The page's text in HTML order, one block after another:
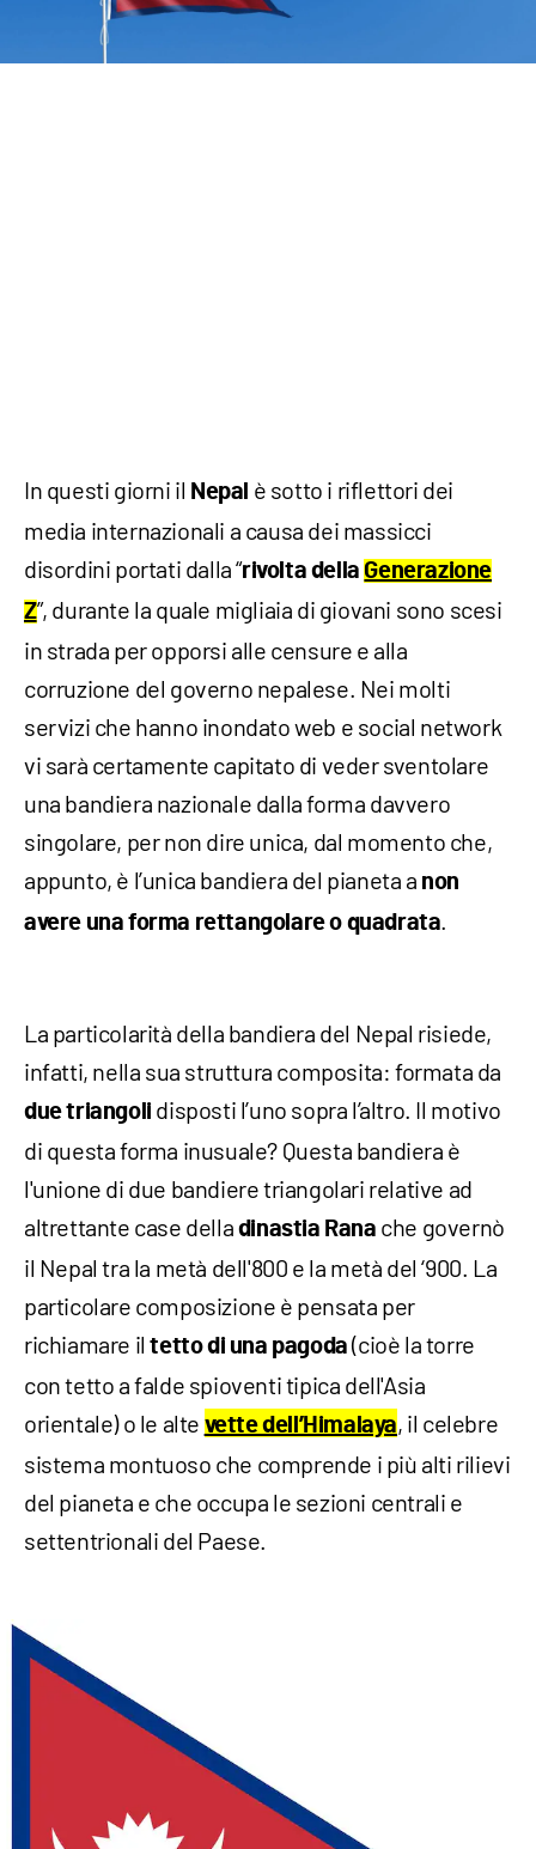
In questi giorni il Nepal è sotto i riflettori dei
media internazionali a causa dei massicci
disordini portati dalla “rivolta della Generazione
Z”, durante la quale migliaia di giovani sono scesi
in strada per opporsi alle censure e alla
corruzione del governo nepalese. Nei molti
servizi che hanno inondato web e social network
vi sarà certamente capitato di veder sventolare
una bandiera nazionale dalla forma davvero
singolare, per non dire unica, dal momento che,
appunto, è l’unica bandiera del pianeta a non
avere una forma rettangolareo quadrata.
La particolarità della bandiera del Nepal risiede,
infatti, nella sua struttura composita: formata da
due triangoli disposti l’uno sopra l’altro. Il motivo
di questa forma inusuale? Questa bandiera è
l'unione di due bandiere triangolari relative ad
altrettante case della dinastia Rana che governò
il Nepal tra la metà dell'800 e la metà del ‘900. La
particolare composizione è pensata per
richiamare iltetto di una pagoda (cioè la torre
con tetto a falde spioventi tipica dell'Asia
orientale) o le alte vette dell’Himalaya, il celebre
sistema montuoso che comprende i più alti rilievi
del pianeta e che occupa le sezioni centrali e
settentrionali del Paese.